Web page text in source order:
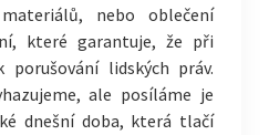
nebo oblečení
které garantuje, že při
porušování lidských práv.
ale posíláme je
dnešní doba, která tlačí